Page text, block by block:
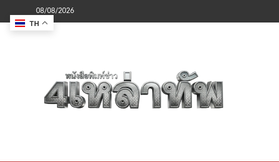
content
08/08/2026
TH